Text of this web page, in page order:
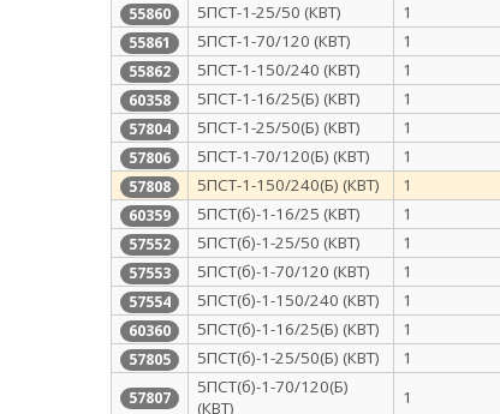
55860 5ПСТ-1-25/50 (КВТ) 1
55861 5ПСТ-1-70/120 (КВТ) 1
55862 5ПСТ-1-150/240 (КВТ) 1
60358 5ПСТ-1-16/25(Б) (КВТ) 1
57804 5ПСТ-1-25/50(Б) (КВТ) 1
57806 5ПСТ-1-70/120(Б) (КВТ) 1
57808 5ПСТ-1-150/240(Б) (КВТ) 1
60359 5ПСТ(б)-1-16/25 (КВТ) 1
57552 5ПСТ(б)-1-25/50 (КВТ) 1
57553 5ПСТ(б)-1-70/120 (КВТ) 1
57554 5ПСТ(б)-1-150/240 (КВТ) 1
60360 5ПСТ(б)-1-16/25(Б) (КВТ) 1
57805 5ПСТ(б)-1-25/50(Б) (КВТ) 1
57807
5ПСТ(б)-1-70/120(Б)
(КВТ)
1